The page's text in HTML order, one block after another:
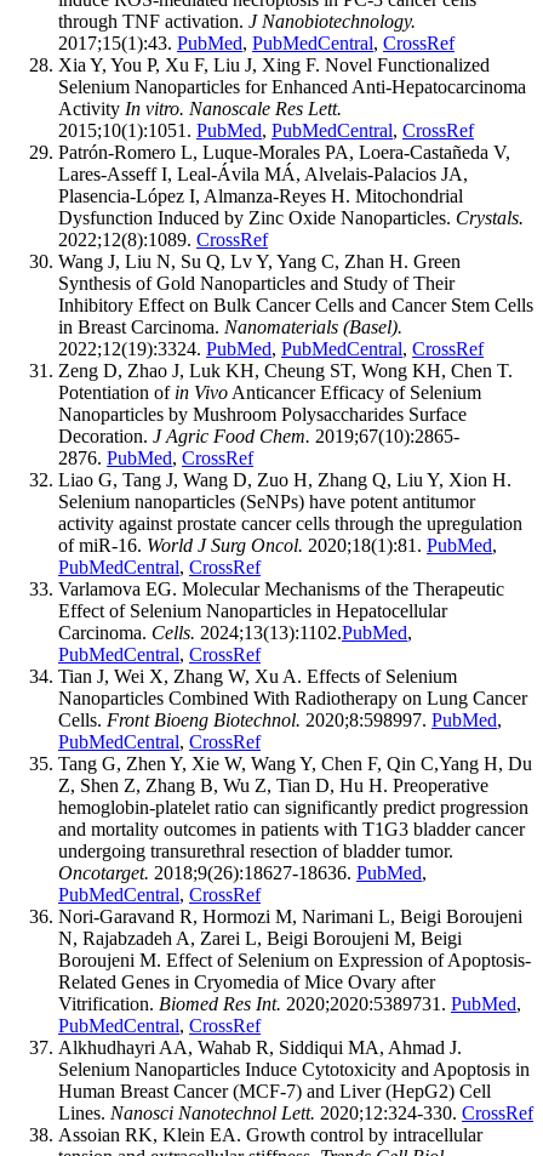
through TNF activation. J Nanobiotechnology.
2017;15(1):43. PubMed, PubMedCentral, CrossRef
Xia Y, You P, Xu F, Liu J, Xing F. Novel Functionalized
Selenium Nanoparticles for Enhanced Anti-Hepatocarcinoma
Activity In vitro. Nanoscale Res Lett.
2015;10(1):1051. PubMed, PubMedCentral, CrossRef
Patrón-Romero L, Luque-Morales PA, Loera-Castañeda V,
Lares-Asseff I, Leal-Ávila MÁ, Alvelais-Palacios JA,
Plasencia-López I, Almanza-Reyes H. Mitochondrial
Dysfunction Induced by Zinc Oxide Nanoparticles. Crystals.
2022;12(8):1089. CrossRef
Wang J, Liu N, Su Q, Lv Y, Yang C, Zhan H. Green
Synthesis of Gold Nanoparticles and Study of Their
Inhibitory Effect on Bulk Cancer Cells and Cancer Stem Cells
in Breast Carcinoma. Nanomaterials (Basel).
2022;12(19):3324. PubMed, PubMedCentral, CrossRef
Zeng D, Zhao J, Luk KH, Cheung ST, Wong KH, Chen T.
Potentiation of in Vivo Anticancer Efficacy of Selenium
Nanoparticles by Mushroom Polysaccharides Surface
Decoration. J Agric Food Chem. 2019;67(10):2865-
2876. PubMed, CrossRef
Liao G, Tang J, Wang D, Zuo H, Zhang Q, Liu Y, Xion H.
Selenium nanoparticles (SeNPs) have potent antitumor
activity against prostate cancer cells through the upregulation
of miR-16. World J Surg Oncol. 2020;18(1):81. PubMed,
PubMedCentral, CrossRef
Varlamova EG. Molecular Mechanisms of the Therapeutic
Effect of Selenium Nanoparticles in Hepatocellular
Carcinoma. Cells. 2024;13(13):1102.PubMed,
PubMedCentral, CrossRef
Tian J, Wei X, Zhang W, Xu A. Effects of Selenium
Nanoparticles Combined With Radiotherapy on Lung Cancer
Cells. Front Bioeng Biotechnol. 2020;8:598997. PubMed,
PubMedCentral, CrossRef
Tang G, Zhen Y, Xie W, Wang Y, Chen F, Qin C,Yang H, Du
Z, Shen Z, Zhang B, Wu Z, Tian D, Hu H. Preoperative
hemoglobin-platelet ratio can significantly predict progression
and mortality outcomes in patients with T1G3 bladder cancer
undergoing transurethral resection of bladder tumor.
Oncotarget. 2018;9(26):18627-18636. PubMed,
PubMedCentral, CrossRef
Nori-Garavand R, Hormozi M, Narimani L, Beigi Boroujeni
N, Rajabzadeh A, Zarei L, Beigi Boroujeni M, Beigi
Boroujeni M. Effect of Selenium on Expression of Apoptosis-
Related Genes in Cryomedia of Mice Ovary after
Vitrification. Biomed Res Int. 2020;2020:5389731. PubMed,
PubMedCentral, CrossRef
Alkhudhayri AA, Wahab R, Siddiqui MA, Ahmad J.
Selenium Nanoparticles Induce Cytotoxicity and Apoptosis in
Human Breast Cancer (MCF-7) and Liver (HepG2) Cell
Lines. Nanosci Nanotechnol Lett. 2020;12:324-330. CrossRef
Assoian RK, Klein EA. Growth control by intracellular